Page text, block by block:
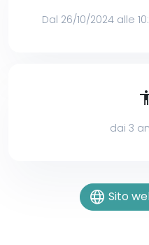
Dal 26/10/2024 alle
dai 3
language Sito